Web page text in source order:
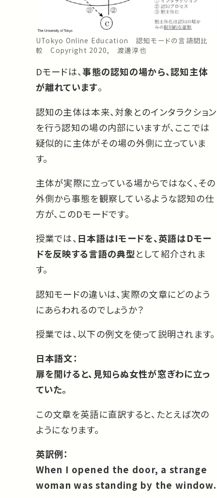
UTokyo Online Education 認知モードの言語間比
較 Copyright 2020, 渡邊淳也
Dモードは、事態の認知の場から、認知主体
が離れています。
認知の主体は本来、対象とのインタラクション
を行う認知の場の内部にいますが、ここでは
疑似的に主体がその場の外側に立っていま
す。
主体が実際に立っている場からではなく、その
外側から事態を観察しているような認知の仕
方が、このDモードです。
授業では、 日本語はIモードを、英語はDモー
ドを反映する言語の典型として紹介されま
す。
認知モードの違いは、実際の文章にどのよう
にあらわれるのでしょうか？
授業では、以下の例文を使って説明されます。
日本語文：
扉を開けると、見知らぬ女性が窓ぎわに立っ
ていた。
この文章を英語に直訳すると、たとえば次の
ようになります。
英訳例：
When I opened the door, a strange
woman was standing by the window.